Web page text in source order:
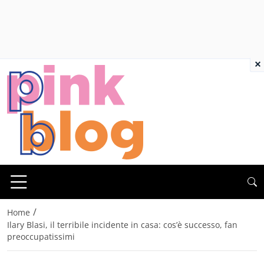
Home /
Ilary Blasi, il terribile incidente in casa: cos’è successo, fan
preoccupatissimi
×